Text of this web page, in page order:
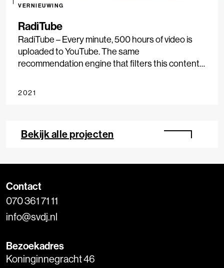
RadiTube
VERNIEUWING
RadiTube – Every minute, 500 hours of video is
uploaded to YouTube. The same
recommendation engine that filters this content
anything else. Where would you start looking for
2021
Bekijk alle projecten
Contact
070 361 71 11
info@svdj.nl
Bezoekadres
Koninginnegracht 46